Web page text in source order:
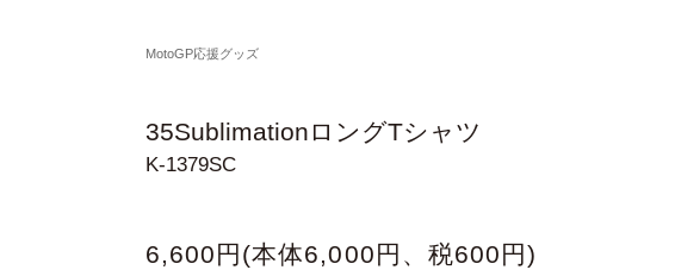
MotoGP応援グッズ
35SublimationロングTシャツ
K-1379SC
6,600円(本体6,000円、税600円)